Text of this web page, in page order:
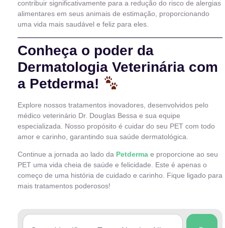
contribuir significativamente para a redução do risco de alergias
alimentares em seus animais de estimação, proporcionando
uma vida mais saudável e feliz para eles.
Conheça o poder da
Dermatologia Veterinária com
a Petderma!
Explore nossos tratamentos inovadores, desenvolvidos pelo
médico veterinário Dr. Douglas Bessa e sua equipe
especializada. Nosso propósito é cuidar do seu PET com todo
amor e carinho, garantindo sua saúde dermatológica.
Continue a jornada ao lado da Petderma e proporcione ao seu
PET uma vida cheia de saúde e felicidade. Este é apenas o
começo de uma história de cuidado e carinho. Fique ligado para
mais tratamentos poderosos!